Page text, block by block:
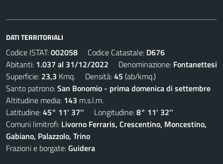
DATI TERRITORIALI
Codice ISTAT:002058 Codice Catastale: D676
Abitanti: 1.037 al 31/12/2022 Denominazione: Fontanettesi
Superficie: 23,3 Kmq. Densità:45 (ab/kmq.)
Santo patrono:San Bonomio - prima domenica di settembre
Altitudine media: 143 m.s.l.m.
Latitudine:45° 11' 37'' Longitudine:8° 11' 32''
Comuni limitrofi: Livorno Ferraris, Crescentino, Moncestino,
Gabiano, Palazzolo, Trino
Frazioni e borgate:Guidera